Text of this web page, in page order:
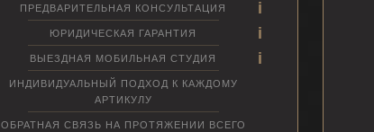
ПРЕДВАРИТЕЛЬНАЯ КОНСУЛЬТАЦИЯ
ЮРИДИЧЕСКАЯ ГАРАНТИЯ
ВЫЕЗДНАЯ МОБИЛЬНАЯ СТУДИЯ
ИНДИВИДУАЛЬНЫЙ ПОДХОД К КАЖДОМУ
АРТИКУЛУ
ОБРАТНАЯ СВЯЗЬ НА ПРОТЯЖЕНИИ ВСЕГО